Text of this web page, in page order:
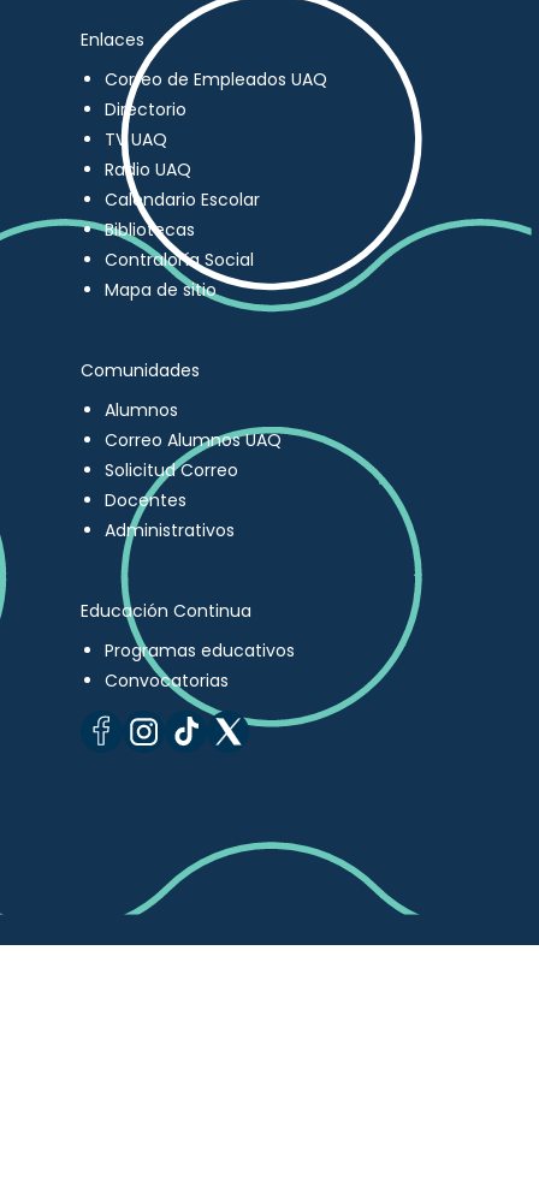
Enlaces
Correo de Empleados UAQ
Directorio
TV UAQ
Radio UAQ
Calendario Escolar
Bibliotecas
Contraloría Social
Mapa de sitio
Comunidades
Alumnos
Correo Alumnos UAQ
Solicitud Correo
Docentes
Administrativos
Educación Continua
Programas educativos
Convocatorias